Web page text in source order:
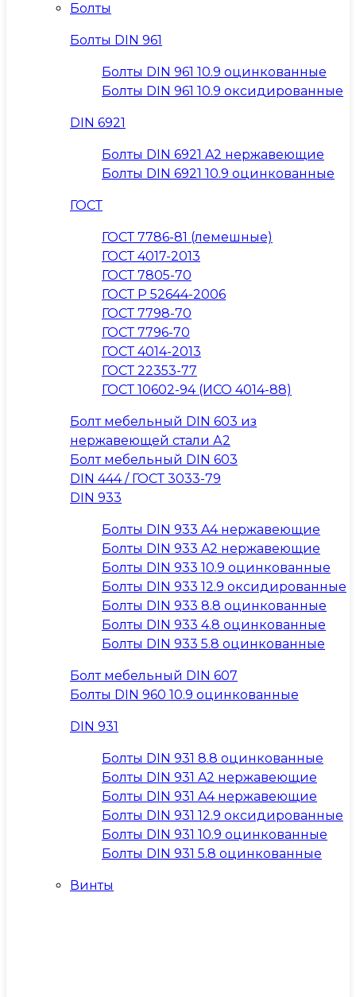
Болты
Болты DIN 961
Болты DIN 961 10.9 оцинкованные
Болты DIN 961 10.9 оксидированные
DIN 6921
Болты DIN 6921 A2 нержавеющие
Болты DIN 6921 10.9 оцинкованные
ГОСТ
ГОСТ 7786-81 (лемешные)
ГОСТ 4017-2013
ГОСТ 7805-70
ГОСТ Р 52644-2006
ГОСТ 7798-70
ГОСТ 7796-70
ГОСТ 4014-2013
ГОСТ 22353-77
ГОСТ 10602-94 (ИСО 4014-88)
Болт мебельный DIN 603 из
нержавеющей стали А2
Болт мебельный DIN 603
DIN 444 / ГОСТ 3033-79
DIN 933
Болты DIN 933 A4 нержавеющие
Болты DIN 933 A2 нержавеющие
Болты DIN 933 10.9 оцинкованные
Болты DIN 933 12.9 оксидированные
Болты DIN 933 8.8 оцинкованные
Болты DIN 933 4.8 оцинкованные
Болты DIN 933 5.8 оцинкованные
Болт мебельный DIN 607
Болты DIN 960 10.9 оцинкованные
DIN 931
Болты DIN 931 8.8 оцинкованные
Болты DIN 931 A2 нержавеющие
Болты DIN 931 A4 нержавеющие
Болты DIN 931 12.9 оксидированные
Болты DIN 931 10.9 оцинкованные
Болты DIN 931 5.8 оцинкованные
Винты